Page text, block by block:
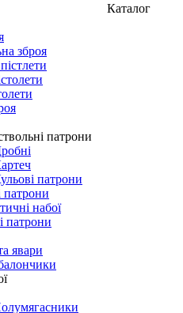
Каталог
зброя
патрони
патрони
патрони
набої
патрони
явари